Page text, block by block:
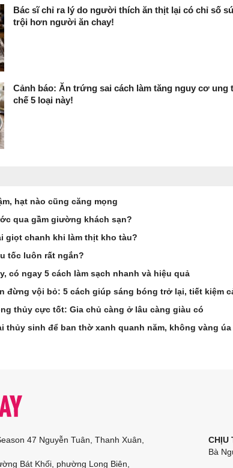
Bác sĩ chỉ ra lý do người thích ăn thịt lại có chỉ số
trội hơn người ăn chay!
Cảnh báo: Ăn trứng sai cách làm tăng nguy cơ ung
chế 5 loại này!
hạt nào cũng căng mọng
qua gầm giường khách sạn?
giọt chanh khi làm thịt kho tàu?
tốc luôn rất ngắn?
có ngay 5 cách làm sạch nhanh và hiệu quả
đừng vội bỏ: 5 cách giúp sáng bóng trở lại, tiết kiệm
thủy cực tốt: Gia chủ càng ở lâu càng giàu có
thủy sinh để ban thờ xanh quanh năm, không vàng úa
47 Nguyễn Tuân, Thanh Xuân,
Bát Khối, phường Long Biên,
CHỊU
Bà